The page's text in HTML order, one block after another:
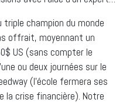
triple champion du monde
offrait, moyennant un
US (sans compter le
ou deux journées sur le
(l’école fermera ses
la crise financière). Notre